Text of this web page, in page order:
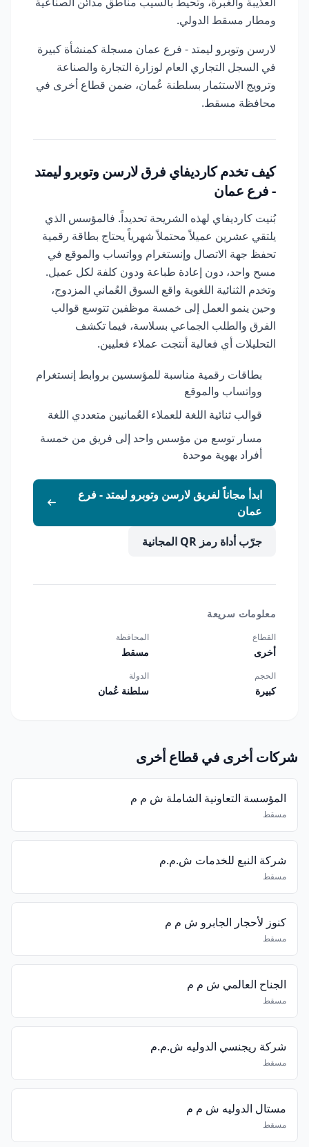
ومطار مسقط الدولي.
لارسن وتوبرو ليمتد - فرع عمان مسجلة كمنشأة كبيرة
في السجل التجاري العام لوزارة التجارة والصناعة
وترويج الاستثمار بسلطنة عُمان، ضمن قطاع أخرى في
محافظة مسقط.
كيف تخدم كارديفاي فرق لارسن وتوبرو ليمتد
- فرع عمان
بُنيت كارديفاي لهذه الشريحة تحديداً. فالمؤسس الذي
يلتقي عشرين عميلاً محتملاً شهرياً يحتاج بطاقة رقمية
تحفظ جهة الاتصال وإنستغرام وواتساب والموقع في
مسح واحد، دون إعادة طباعة ودون كلفة لكل عميل.
وتخدم الثنائية اللغوية واقع السوق العُماني المزدوج،
وحين ينمو العمل إلى خمسة موظفين تتوسع قوالب
الفرق والطلب الجماعي بسلاسة، فيما تكشف
التحليلات أي فعالية أنتجت عملاء فعليين.
بطاقات رقمية مناسبة للمؤسسين بروابط إنستغرام
وواتساب والموقع
قوالب ثنائية اللغة للعملاء العُمانيين متعددي اللغة
مسار توسع من مؤسس واحد إلى فريق من خمسة
أفراد بهوية موحدة
ابدأ مجاناً لفريق لارسن وتوبرو ليمتد - فرع
عمان
جرّب أداة رمز QR المجانية
معلومات سريعة
القطاع
أخرى
المحافظة
مسقط
الحجم
كبيرة
الدولة
سلطنة عُمان
شركات أخرى في قطاع أخرى
المؤسسة التعاونية الشاملة ش م م
مسقط
شركة النبع للخدمات ش.م.م
مسقط
كنوز لأحجار الجابرو ش م م
مسقط
الجناح العالمي ش م م
مسقط
شركة ريجنسي الدوليه ش.م.م
مسقط
مستال الدوليه ش م م
مسقط